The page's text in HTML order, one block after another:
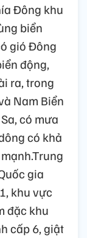
Đông khu
biển
gió Đông
động,
ra, trong
Nam Biển
có mưa
có khả
gia
khu vực
đặc khu
cấp 6, giật